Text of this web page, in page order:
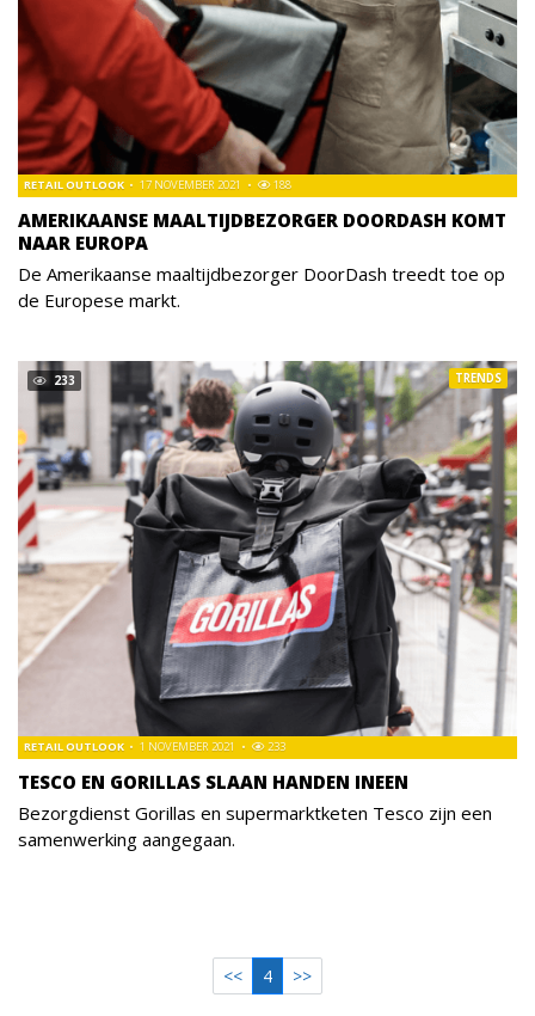
AMERIKAANSE MAALTIJDBEZORGER DOORDASH KOMT
NAAR EUROPA
RETAIL OUTLOOK 17 NOVEMBER 2021 188
De Amerikaanse maaltijdbezorger DoorDash treedt toe op
de Europese markt.
233
TESCO EN GORILLAS SLAAN HANDEN INEEN
RETAIL OUTLOOK 1 NOVEMBER 2021 233
TRENDS
Bezorgdienst Gorillas en supermarktketen Tesco zijn een
samenwerking aangegaan.
<< 4 >>